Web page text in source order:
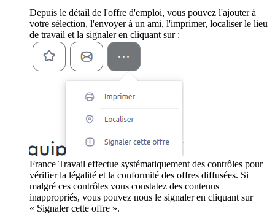
Depuis le détail de l'offre d'emploi, vous pouvez l'ajouter à
votre sélection, l'envoyer à un ami, l'imprimer, localiser le lieu
de travail et la signaler en cliquant sur :
France Travail effectue systématiquement des contrôles pour
vérifier la légalité et la conformité des offres diffusées. Si
malgré ces contrôles vous constatez des contenus
inappropriés, vous pouvez nous le signaler en cliquant sur
« Signaler cette offre ».